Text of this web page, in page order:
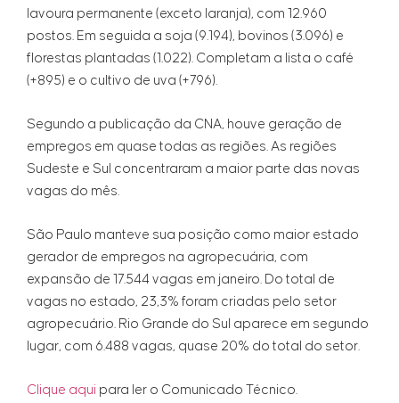
lavoura permanente (exceto laranja), com 12.960
postos. Em seguida a soja (9.194), bovinos (3.096) e
florestas plantadas (1.022). Completam a lista o café
(+895) e o cultivo de uva (+796).
Segundo a publicação da CNA, houve geração de
empregos em quase todas as regiões. As regiões
Sudeste e Sul concentraram a maior parte das novas
vagas do mês.
São Paulo manteve sua posição como maior estado
gerador de empregos na agropecuária, com
expansão de 17.544 vagas em janeiro. Do total de
vagas no estado, 23,3% foram criadas pelo setor
agropecuário. Rio Grande do Sul aparece em segundo
lugar, com 6.488 vagas, quase 20% do total do setor.
Clique aqui para ler o Comunicado Técnico.